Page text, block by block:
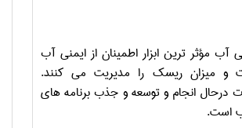
مؤثر ترین ابزار اطمینان از ایمنی آب
و میزان ریسک را مدیریت می کنند.
درحال انجام و توسعه و جذب برنامه های
است.